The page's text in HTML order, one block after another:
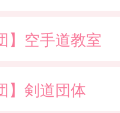
】空手道教室
】剣道団体